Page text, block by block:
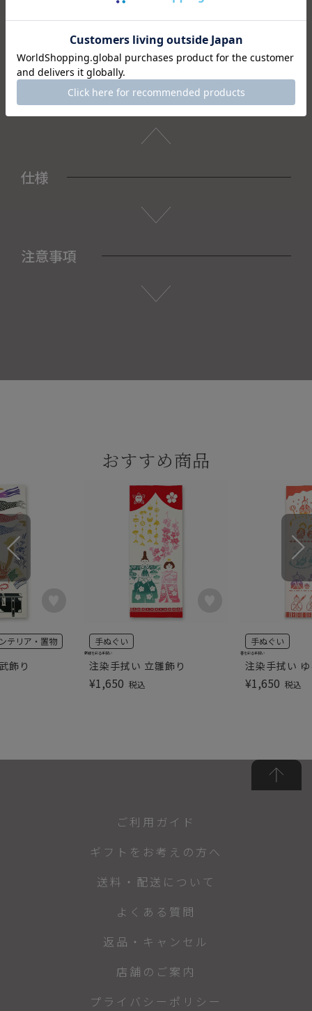
この注染だからこそできる表現は日本が長年培ってきた｢文
化・精神・知恵・技術｣ の賜物だと考えています。この注染技
法を活かした手ぬぐいを創ることにより｢にっぽんのこころ｣
をつないでいきます。
＜セット内容＞
・手ぬぐい×1
仕様
注意事項
おすすめ商品
飾り
テリア・置物
注染手拭い 立雛飾り
手ぬぐい
¥1,650 税込
新緑を彩る手拭い
注染手拭い
手ぬぐい
¥1,650 税込
春を彩る手拭い
ご利用ガイド
ギフトをお考えの方へ
送料・配送について
よくある質問
返品・キャンセル
店舗のご案内
プライバシーポリシー